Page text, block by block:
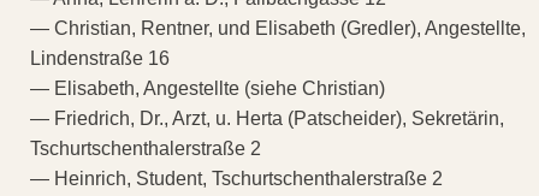
— Christian, Rentner, und Elisabeth (Gredler), Angestellte,
Lindenstraße 16
— Elisabeth, Angestellte (siehe Christian)
— Friedrich, Dr., Arzt, u. Herta (Patscheider), Sekretärin,
Tschurtschenthalerstraße 2
— Heinrich, Student, Tschurtschenthalerstraße 2